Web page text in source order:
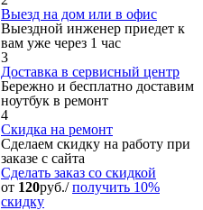
Выезд на дом или в офис
Выездной инженер приедет к
вам уже через 1 час
3
Доставка в сервисный центр
Бережно и бесплатно доставим
ноутбук в ремонт
4
Скидка на ремонт
Сделаем скидку на работу при
заказе с сайта
Сделать заказ со скидкой
от 120руб./получить 10%
скидку